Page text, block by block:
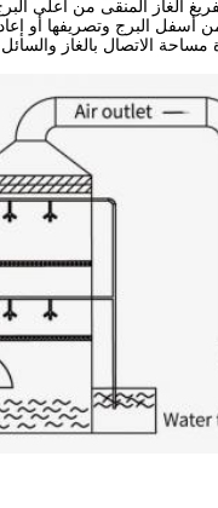
البرج وتصريفها أو إعادة